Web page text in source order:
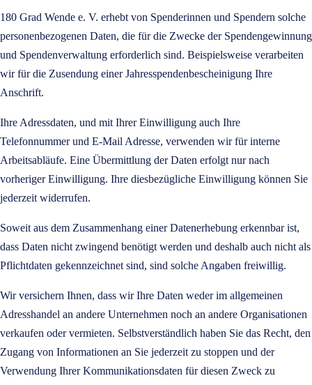
180 Grad Wende e. V. erhebt von Spenderinnen und Spendern solche
personenbezogenen Daten, die für die Zwecke der Spendengewinnung
und Spendenverwaltung erforderlich sind. Beispielsweise verarbeiten
wir für die Zusendung einer Jahresspendenbescheinigung Ihre
Anschrift.
Ihre Adressdaten, und mit Ihrer Einwilligung auch Ihre
Telefonnummer und E-Mail Adresse, verwenden wir für interne
Arbeitsabläufe. Eine Übermittlung der Daten erfolgt nur nach
vorheriger Einwilligung. Ihre diesbezügliche Einwilligung können Sie
jederzeit widerrufen.
Soweit aus dem Zusammenhang einer Datenerhebung erkennbar ist,
dass Daten nicht zwingend benötigt werden und deshalb auch nicht als
Pflichtdaten gekennzeichnet sind, sind solche Angaben freiwillig.
Wir versichern Ihnen, dass wir Ihre Daten weder im allgemeinen
Adresshandel an andere Unternehmen noch an andere Organisationen
verkaufen oder vermieten. Selbstverständlich haben Sie das Recht, den
Zugang von Informationen an Sie jederzeit zu stoppen und der
Verwendung Ihrer Kommunikationsdaten für diesen Zweck zu